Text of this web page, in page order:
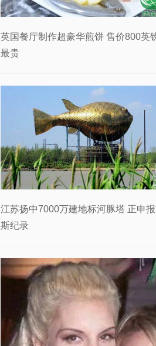
英国餐厅制作超豪华煎饼 售价800英
最贵
江苏扬中7000万建地标河豚塔 正申
斯纪录